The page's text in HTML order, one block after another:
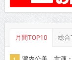
2014/10/16 に投稿さ